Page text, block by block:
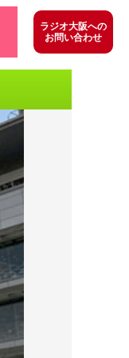
ラジオ大阪への
お問い合わせ